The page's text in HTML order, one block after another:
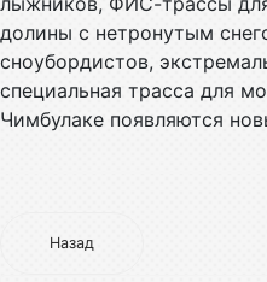
долины с нетронутым
сноубордистов,
специальная трасса для
Чимбулаке появляются
Назад